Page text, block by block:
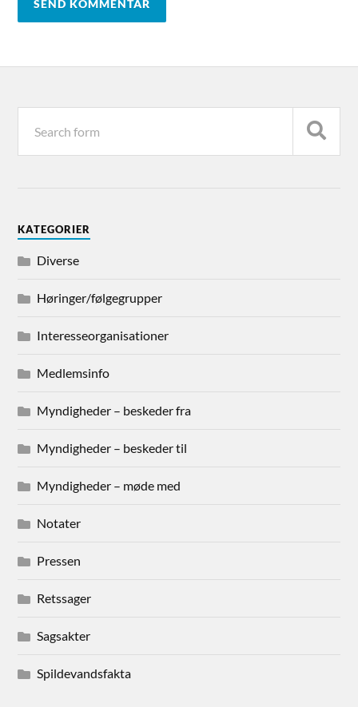
KATEGORIER
Diverse
Høringer/følgegrupper
Interesseorganisationer
Medlemsinfo
Myndigheder – beskeder fra
Myndigheder – beskeder til
Myndigheder – møde med
Notater
Pressen
Retssager
Sagsakter
Spildevandsfakta